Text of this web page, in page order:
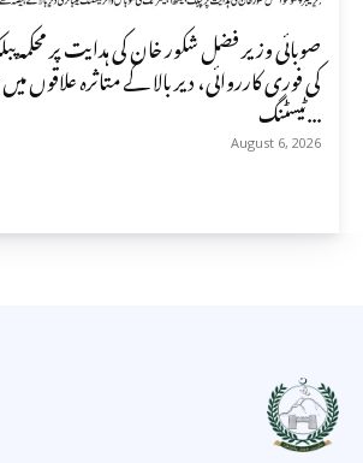
صوبائی وزیر فضل شکور خان کی ہدایت پر محکمہ
کی فوری کارروائی، دیر بالا کے متاثرہ علاقوں
ٹیسٹنگ...
August 6, 2026